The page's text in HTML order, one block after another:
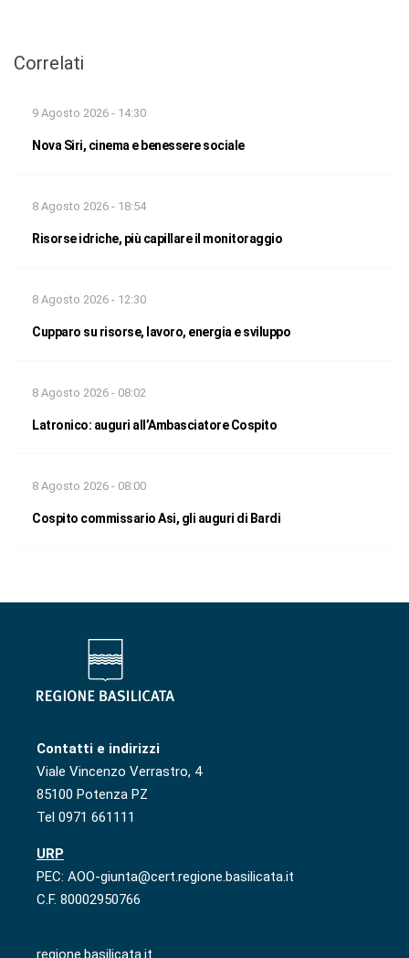
Correlati
9 Agosto 2026 - 14:30
Nova Siri, cinema e benessere sociale
8 Agosto 2026 - 18:54
Risorse idriche, più capillare il monitoraggio
8 Agosto 2026 - 12:30
Cupparo su risorse, lavoro, energia e sviluppo
8 Agosto 2026 - 08:02
Latronico: auguri all’Ambasciatore Cospito
8 Agosto 2026 - 08:00
Cospito commissario Asi, gli auguri di Bardi
Contatti e indirizzi
Viale Vincenzo Verrastro, 4
85100 Potenza PZ
Tel 0971 661111
URP
PEC: AOO-giunta@cert.regione.basilicata.it
C.F. 80002950766
regione.basilicata.it